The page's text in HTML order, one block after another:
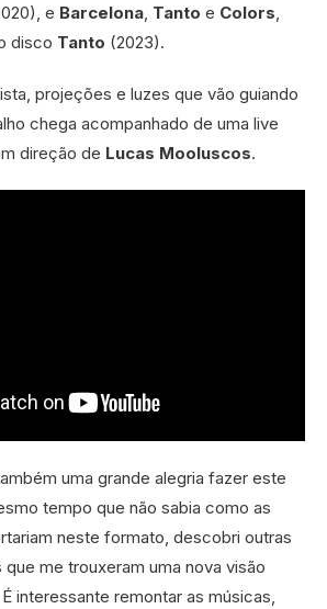
e Barcelona Tanto e Colors
disco Tanto (2023).
projeções e luzes que vão guiando
chega acompanhado de uma live
direção de Lucas Mooluscos.
uma grande alegria fazer este
tempo que não sabia como as
neste formato, descobri outras
me trouxeram uma nova visão
interessante remontar as músicas,